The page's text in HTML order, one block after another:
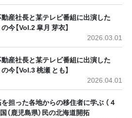
産社長と某テレビ番組に出演した
今【Vol.2 皐月 芽衣】
2026.03.01
産社長と某テレビ番組に出演した
今【Vol.3 桃瀬 とも】
2026.04.01
担った各地からの移住者に学ぶ （４
（鹿児島県）民の北海道開拓